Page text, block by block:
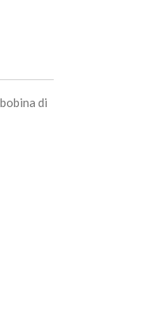
di